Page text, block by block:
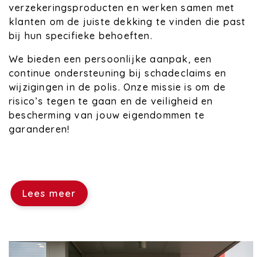
verzekeringsproducten en werken samen met
klanten om de juiste dekking te vinden die past
bij hun specifieke behoeften.
We bieden een persoonlijke aanpak, een
continue ondersteuning bij schadeclaims en
wijzigingen in de polis. Onze missie is om de
risico’s tegen te gaan en de veiligheid en
bescherming van jouw eigendommen te
garanderen!
Lees meer